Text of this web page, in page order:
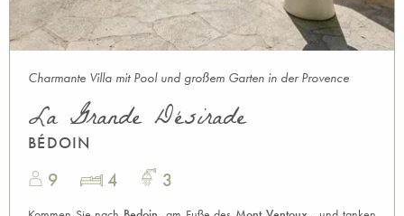
Charmante Villa mit Pool und großem Garten in der Provence
La Grande Désirade
BÉDOIN
9 4 3